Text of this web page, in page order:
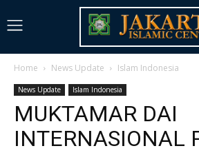
Home News Update Islam Indonesia
News Update Islam Indonesia
MUKTAMAR DAI
INTERNASIONAL